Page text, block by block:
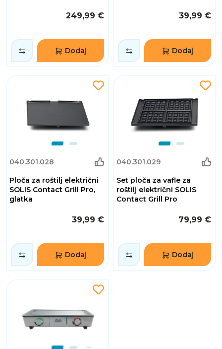
249,99 €
Dodaj
39,99 €
Dodaj
040.301.028
Ploča za roštilj električni
SOLIS Contact Grill Pro,
glatka
39,99 €
Dodaj
040.301.029
Set ploča za vafle za
roštilj električni SOLIS
Contact Grill Pro
79,99 €
Dodaj